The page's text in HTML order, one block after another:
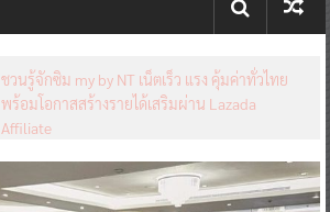
ชวนรู้จักซิม my by NT เน็ตเร็ว แรง คุ้มค่าทั่วไทย
พร้อมโอกาสสร้างรายได้เสริมผ่าน Lazada
Affiliate